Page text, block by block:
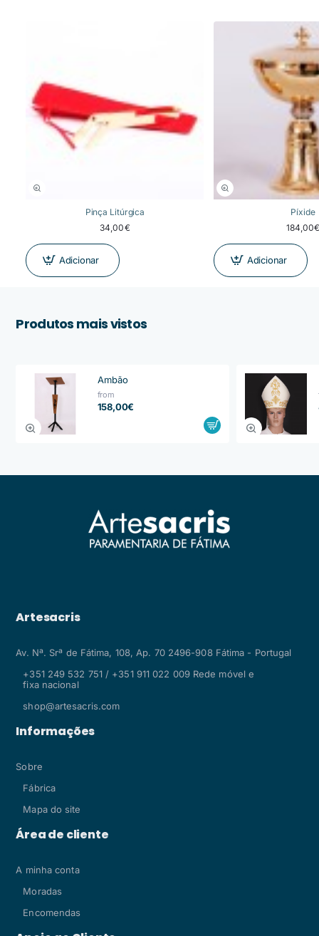
Pinça Litúrgica
34,00€
Adicionar
Píxide
Adicionar
Produtos mais vistos
Ambão
from
158,00€
Artesacris
Av. Nª. Srª de Fátima, 108, Ap. 70 2496-908 Fátima - Portugal
+351 249 532 751 / +351 911 022 009 Rede móvel e
fixa nacional
shop@artesacris.com
Informações
Sobre
Fábrica
Mapa do site
Área de cliente
A minha conta
Moradas
Encomendas